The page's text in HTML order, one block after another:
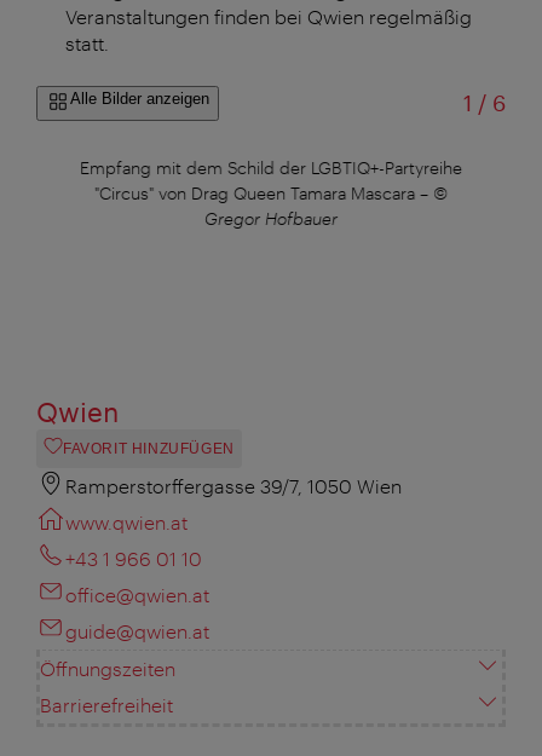
Veranstaltungen finden bei Qwien regelmäßig
statt.
Alle Bilder anzeigen 1 /von
6
Empfang mit dem Schild der LGBTIQ+-Partyreihe
"Circus" von Drag Queen Tamara Mascara– ©
Gregor Hofbauer
Qwien
FAVORIT HINZUFÜGEN
Ramperstorffergasse 39/7, 1050 Wien
www.qwien.at
+43 1 966 01 10
office@qwien.at
guide@qwien.at
Öffnungszeiten
Barrierefreiheit